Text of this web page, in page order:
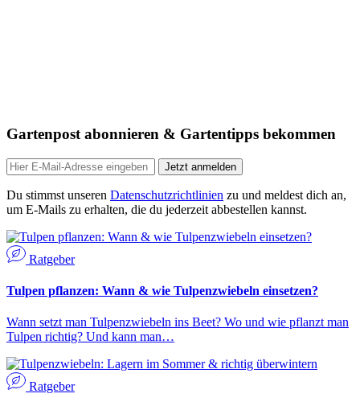
Gartenpost abonnieren & Gartentipps bekommen
Jetzt anmelden
Du stimmst unseren Datenschutzrichtlinien zu und meldest dich an,
um E-Mails zu erhalten, die du jederzeit abbestellen kannst.
Ratgeber
Tulpen pflanzen: Wann & wie Tulpenzwiebeln einsetzen?
Wann setzt man Tulpenzwiebeln ins Beet? Wo und wie pflanzt man
Tulpen richtig? Und kann man…
Ratgeber